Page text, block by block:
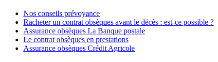
Nos conseils prévoyance
Racheter un contrat obsèques avant le décès : est-ce possible ?
Assurance obsèques La Banque postale
Le contrat obsèques en prestations
Assurance obsèques Crédit Agricole